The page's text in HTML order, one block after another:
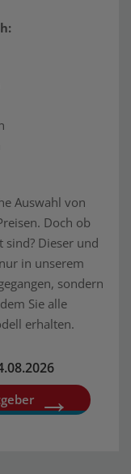
Auswahl von
Doch ob
Dieser und
in unserem
sondern
Sie alle
erhalten.